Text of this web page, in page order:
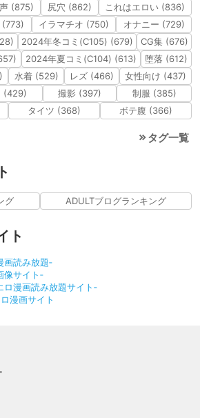
(875) 尻穴 (862)
これはエロい (836)
(773) イラマチオ (750)
オナニー (729)
2024年冬コミ(C105) (679)
CG集 (676)
2024年夏コミ(C104) (613)
堕落 (612)
水着 (529) レズ (466)
女性向け (437)
(429)
撮影 (397)
制服 (385)
タイツ (368) ボテ腹 (366)
タグ一覧
グ ADULTブログランキング
ト
画読み放題‐
像サイト‐
ロ漫画読み放題サイト‐
漫画サイト